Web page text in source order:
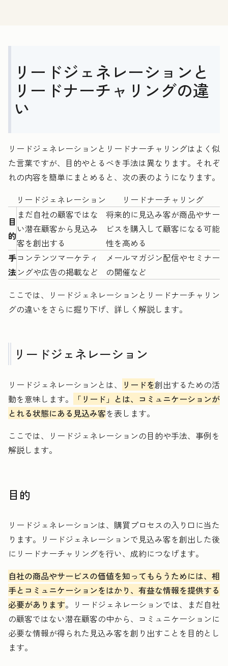
リードジェネレーションと
リードナーチャリングの違
い
リードジェネレーションとリードナーチャリングはよく似
た言葉ですが、目的やとるべき手法は異なります。それぞ
れの内容を簡単にまとめると、次の表のようになります。
リードジェネレーション
リードナーチャリング
目
的
まだ自社の顧客ではな
い潜在顧客から見込み
客を創出する
将来的に見込み客が商品やサー
ビスを購入して顧客になる可能
性を高める
手
法
コンテンツマーケティ
ングや広告の掲載など
メールマガジン配信やセミナー
の開催など
ここでは、リードジェネレーションとリードナーチャリン
グの違いをさらに掘り下げ、詳しく解説します。
リードジェネレーション
リードジェネレーションとは、 リードを創出するための活
動を意味します。
「リード」とは、コミュニケーションが
とれる状態にある見込み客を表します。
ここでは、リードジェネレーションの目的や手法、事例を
解説します。
目的
リードジェネレーションは、購買プロセスの入り口に当た
ります。リードジェネレーションで見込み客を創出した後
にリードナーチャリングを行い、成約につなげます。
自社の商品やサービスの価値を知ってもらうためには、相
手とコミュニケーションをはかり、有益な情報を提供する
必要があります。リードジェネレーションでは、まだ自社
の顧客ではない潜在顧客の中から、コミュニケーションに
必要な情報が得られた見込み客を創り出すことを目的とし
ます。